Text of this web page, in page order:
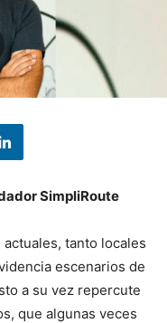
SimpliRoute
tanto locales
escenarios de
a su vez repercute
que algunas veces